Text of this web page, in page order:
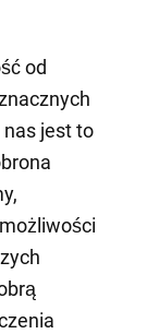
od
nas jest to